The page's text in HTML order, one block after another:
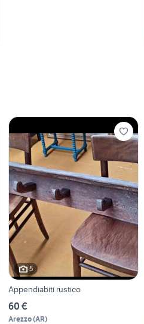
5
Appendiabiti rustico
60 €
Arezzo(AR)